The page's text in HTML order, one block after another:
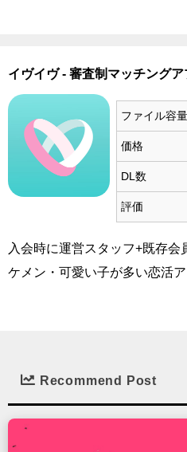
イヴイヴ - 審査制マッチングア
ファイル容量
価格
DL数
評価
入会時に運営スタッフ+既存会
ケメン・可愛い子が多い恋活ア
Recommend Post